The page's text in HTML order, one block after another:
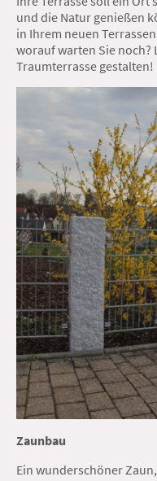
und die Natur genießen
in Ihrem neuen
worauf warten Sie noch?
Traumterrasse gestalten!
Zaunbau
Ein wunderschöner